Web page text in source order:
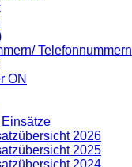
Telefonnummern
ON
2026
2025
2024